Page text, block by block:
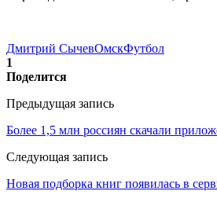
Дмитрий СычевОмскФутбол
1
Поделится
Предыдущая запись
Более 1,5 млн россиян скачали
Следующая запись
Новая подборка книг появилась в